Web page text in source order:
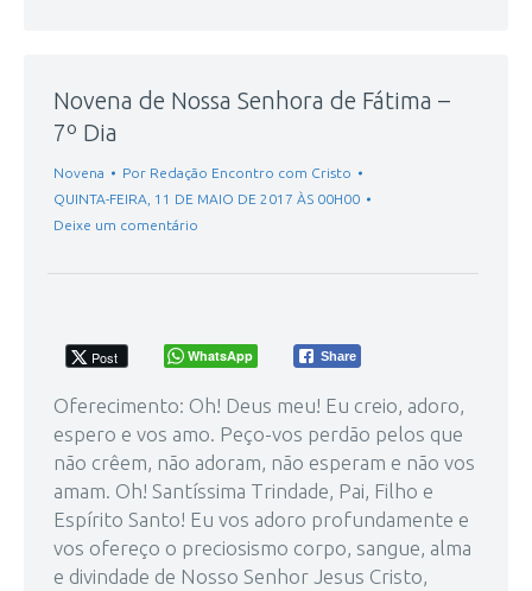
Novena de Nossa Senhora de Fátima –
7º Dia
Novena Por Redação Encontro com Cristo
QUINTA-FEIRA, 11 DE MAIO DE 2017 ÀS 00H00
Deixe um comentário
Post WhatsApp Share
Oferecimento: Oh! Deus meu! Eu creio, adoro,
espero e vos amo. Peço-vos perdão pelos que
não crêem, não adoram, não esperam e não vos
amam. Oh! Santíssima Trindade, Pai, Filho e
Espírito Santo! Eu vos adoro profundamente e
vos ofereço o preciosismo corpo, sangue, alma
e divindade de Nosso Senhor Jesus Cristo,